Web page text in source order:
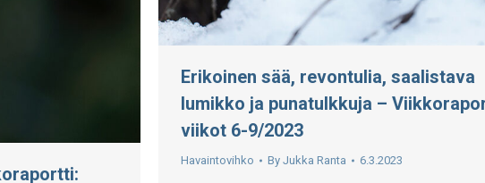
Erikoinen sää, revontulia, saalistava
lumikko ja punatulkkuja –
viikot 6-9/2023
Havaintovihko By Jukka Ranta 6.3.2023